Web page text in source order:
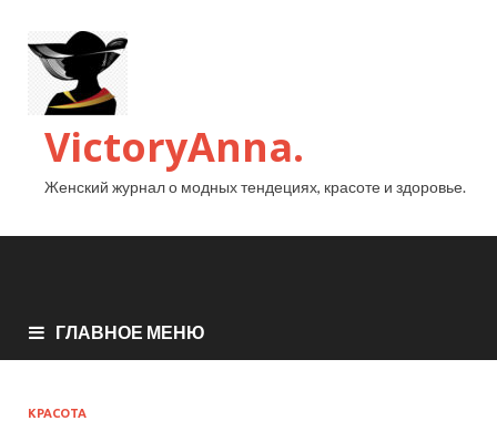
VictoryAnna.
Женский журнал о модных тендециях, красоте и здоровье.
ГЛАВНОЕ МЕНЮ
КРАСОТА